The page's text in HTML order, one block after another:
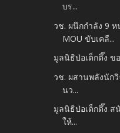
บร...
วช. ผนึกกำลัง 9
MOU ขับเคลื...
มูลนิธิป่อเต็กตึ๊ง ข
วช. ผสานพลังนัก
นว...
มูลนิธิป่อเต็กตึ๊ง
ให้...